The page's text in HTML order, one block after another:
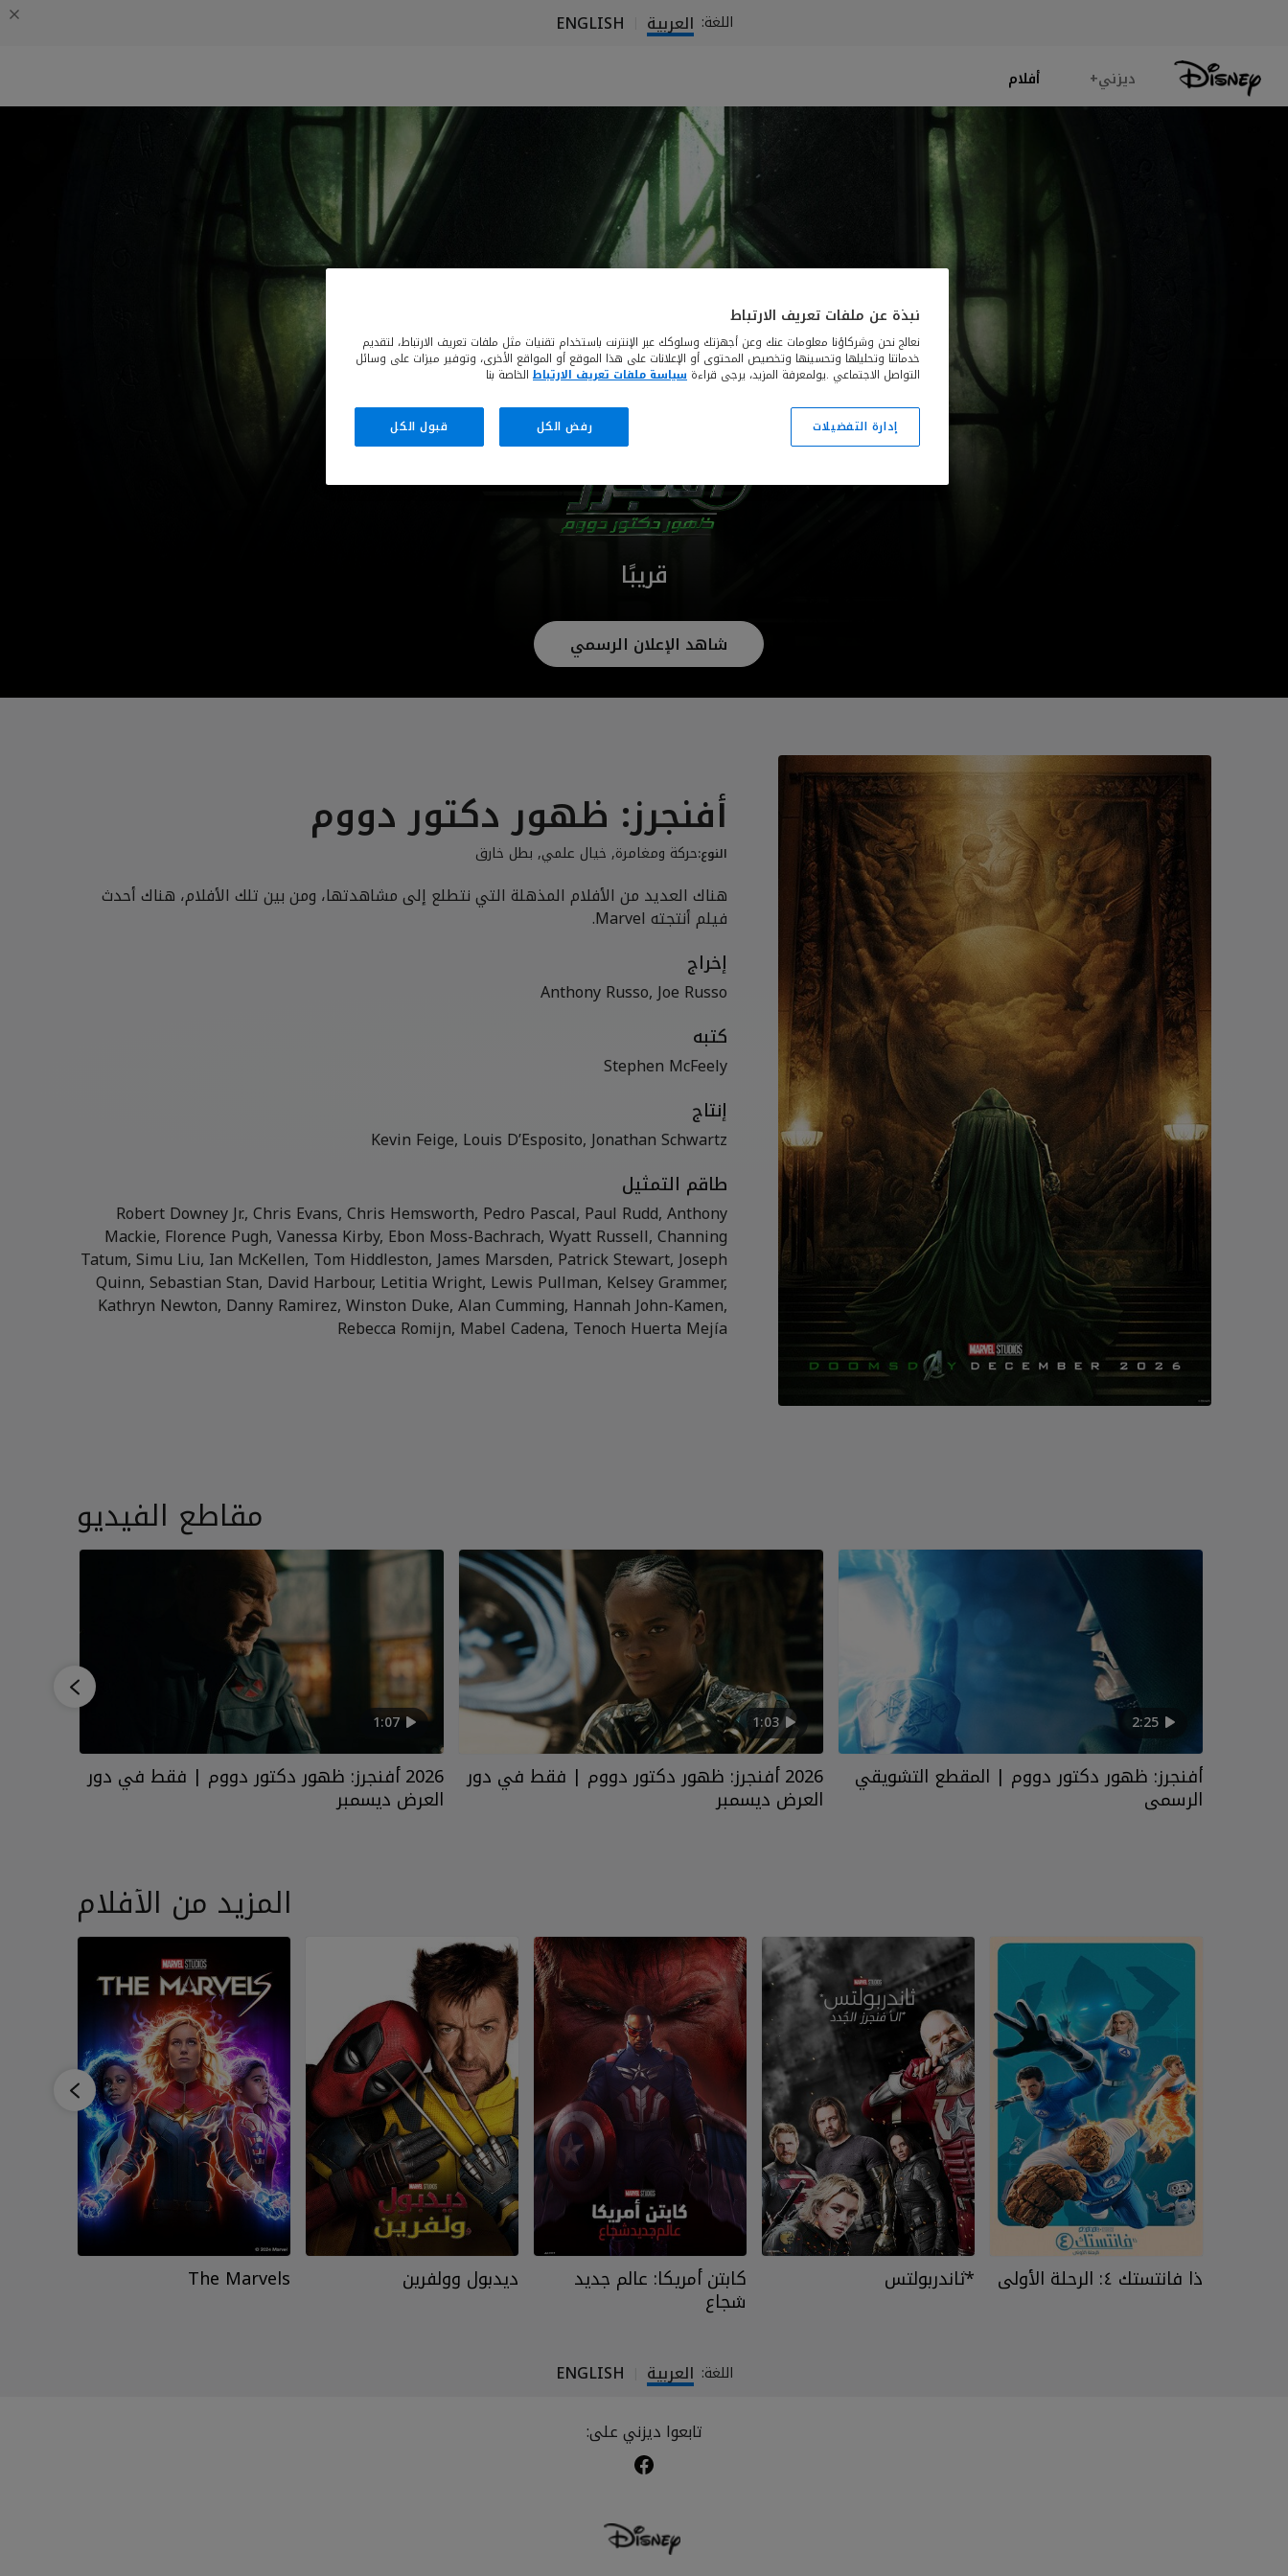
اللغة: العربية ENGLISH
ديزني+ أفلام
قريبًا
شاهد الإعلان الرسمي
أفنجرز: ظهور دكتور دووم
النوع:حركة ومغامرة, خيال علمي, بطل خارق
هناك العديد من الأفلام المذهلة التي نتطلع إلى مشاهدتها، ومن بين تلك الأفلام، هناك أحدث
فيلم أنتجته Marvel.
إخراج
Anthony Russo, Joe Russo
كتبه
Stephen McFeely
إنتاج
Kevin Feige, Louis D’Esposito, Jonathan Schwartz
طاقم التمثيل
Robert Downey Jr., Chris Evans, Chris Hemsworth, Pedro Pascal, Paul Rudd, Anthony
Mackie, Florence Pugh, Vanessa Kirby, Ebon Moss-Bachrach, Wyatt Russell, Channing
Tatum, Simu Liu, Ian McKellen, Tom Hiddleston, James Marsden, Patrick Stewart, Joseph
Quinn, Sebastian Stan, David Harbour, Letitia Wright, Lewis Pullman, Kelsey Grammer,
Kathryn Newton, Danny Ramirez, Winston Duke, Alan Cumming, Hannah John-Kamen,
Rebecca Romijn, Mabel Cadena, Tenoch Huerta Mejía
مقاطع الفيديو
2:25
أفنجرز: ظهور دكتور دووم | المقطع التشويقي
الرسمي
1:03
2026 أفنجرز: ظهور دكتور دووم | فقط في دور
العرض ديسمبر
1:07
2026 أفنجرز: ظهور دكتور دووم | فقط في دور
العرض ديسمبر
المزيد من الأفلام
ذا فانتستك ٤: الرحلة الأولى *ثاندربولتس كابتن أمريكا: عالم جديد
شجاع
ديدبول وولفرين The Marvels
اللغة: العربية
ENGLISH
تابعوا ديزني على:
نبذة عن ملفات تعريف الارتباط
نعالج نحن وشركاؤنا معلومات عنك وعن أجهزتك وسلوكك عبر الإنترنت باستخدام تقنيات مثل ملفات تعريف الارتباط، لتقديم
خدماتنا وتحليلها وتحسينها وتخصيص المحتوى أو الإعلانات على هذا الموقع أو المواقع الأخرى، وتوفير ميزات على وسائل
التواصل الاجتماعي .يولمعرفة المزيد، يرجى قراءة سياسة ملفات تعريف الارتباط الخاصة بنا
إدارة التفضيلات رفض الكل قبول الكل